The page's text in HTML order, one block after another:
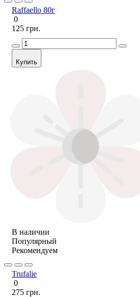
Raffaello 80г
0
125 грн.
Купить
В наличии
Популярный
Рекомендуем
Trufalie
0
275 грн.